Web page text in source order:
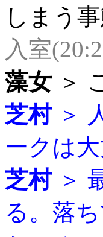
しまう
入室
藻女 ＞
芝村＞
ークは
芝村＞
る。落